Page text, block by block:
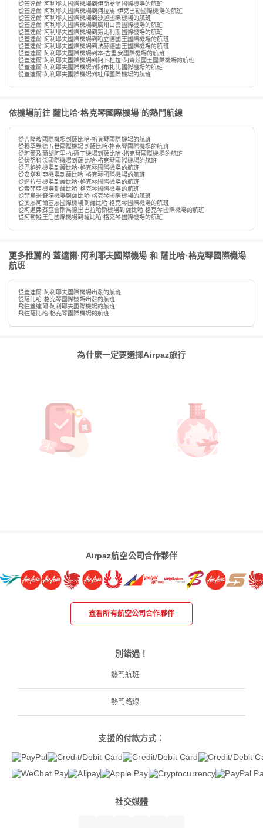
從蓋達爾·阿利耶夫國際機場到伊斯蘭堡國際機場的航班
從蓋達爾·阿利耶夫國際機場到阿拉馬·伊克巴勒國際機場的航班
從蓋達爾·阿利耶夫國際機場到沙迦國際機場的航班
從蓋達爾·阿利耶夫國際機場到廣州白雲國際機場的航班
從蓋達爾·阿利耶夫國際機場到第比利斯國際機場的航班
從蓋達爾·阿利耶夫國際機場到哈立德國王國際機場的航班
從蓋達爾·阿利耶夫國際機場到法赫德國王國際機場的航班
從蓋達爾·阿利耶夫國際機場到本-古里安國際機場的航班
從蓋達爾·阿利耶夫國際機場到阿卜杜拉·阿齊茲國王國際機場的航班
從蓋達爾·阿利耶夫國際機場到阿布扎比國際機場的航班
從蓋達爾·阿利耶夫國際機場到杜拜國際機場的航班
依機場前往 薩比哈·格克琴國際機場 的熱門航線
從吉隆坡國際機場到薩比哈·格克琴國際機場的航班
從穆罕默德五世國際機場到薩比哈·格克琴國際機場的航班
從阿爾及爾胡阿里·布邁丁機場到薩比哈·格克琴國際機場的航班
從伏努科沃國際機場到薩比哈·格克琴國際機場的航班
從巴格達機場到薩比哈·格克琴國際機場的航班
從安塔利亞機場到薩比哈·格克琴國際機場的航班
從達拉曼機場到薩比哈·格克琴國際機場的航班
從索菲亞機場到薩比哈·格克琴國際機場的航班
從菲烏米奇諾機場到薩比哈·格克琴國際機場的航班
從奧廖阿爾塞廖國際機場到薩比哈·格克琴國際機場的航班
從阿道弗蘇亞雷斯馬德里巴拉哈斯機場到薩比哈·格克琴國際機場的航班
從阿勒婭王后國際機場到薩比哈·格克琴國際機場的航班
更多推薦的 蓋達爾·阿利耶夫國際機場 和 薩比哈·格克琴國際機場
航班
從蓋達爾·阿利耶夫國際機場出發的航班
從薩比哈·格克琴國際機場出發的航班
飛往蓋達爾·阿利耶夫國際機場的航班
飛往薩比哈·格克琴國際機場的航班
為什麼一定要選擇Airpaz旅行
Airpaz航空公司合作夥伴
查看所有航空公司合作夥伴
別錯過！
熱門航班
熱門路線
支援的付款方式：
社交媒體